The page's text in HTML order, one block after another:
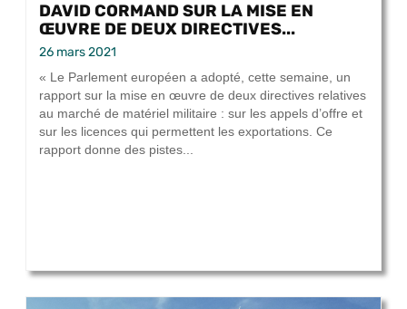
DAVID CORMAND SUR LA MISE EN
ŒUVRE DE DEUX DIRECTIVES...
26 mars 2021
« Le Parlement européen a adopté, cette semaine, un
rapport sur la mise en œuvre de deux directives relatives
au marché de matériel militaire : sur les appels d’offre et
sur les licences qui permettent les exportations. Ce
rapport donne des pistes...